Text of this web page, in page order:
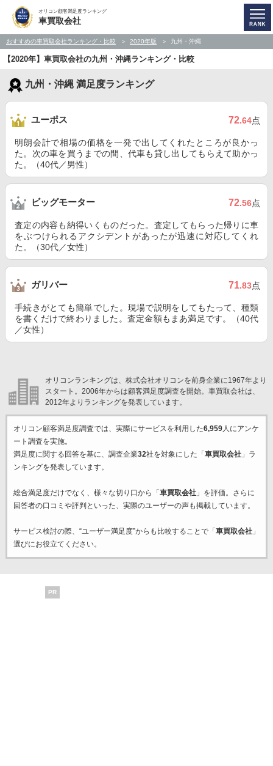
オリコン顧客満足度ランキング
車買取会社
おすすめの車買取会社ランキング・比較 2020年版 九州・沖縄
【2020年】車買取会社の九州・沖縄ランキング・比較
九州・沖縄 満足度ランキング
ユーポス 72.64点
明朗会計で相場の価格を一発で出してくれたところが良かっ
た。次の車を買うまでの間、代車も貸し出してもらえて助かっ
た。（40代／男性）
ビッグモーター 72.56点
査定の内容も納得いくものだった。査定してもらった帰りに車
をぶつけられるアクシデントがあったが迅速に対応してくれ
た。（30代／女性）
ガリバー 71.83点
手続きがとても簡単でした。現場で説明をしてもたって、種類
を書くだけで終わりました。査定金額もまあ満足です。（40代
／女性）
オリコンランキングは、株式会社オリコンを前身企業に1967年より
スタート。2006年からは顧客満足度調査を開始。車買取会社は、
2012年よりランキングを発表しています。
オリコン顧客満足度調査では、実際にサービスを利用した6,959人にアンケ
ート調査を実施。
満足度に関する回答を基に、調査企業32社を対象にした「 車買取会社」ラ
ンキングを発表しています。
総合満足度だけでなく、様々な切り口から「 車買取会社」を評価。さらに
回答者の口コミや評判といった、実際のユーザーの声も掲載しています。
サービス検討の際、“ユーザー満足度”からも比較することで「 車買取会社」
選びにお役立てください。
PR